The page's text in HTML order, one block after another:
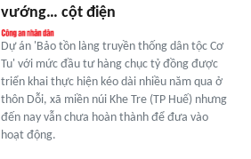
vướng… cột điện
Dự án 'Bảo tồn làng truyền thống dân tộc Cơ
Tu' với mức đầu tư hàng chục tỷ đồng được
triển khai thực hiện kéo dài nhiều năm qua ở
thôn Dỗi, xã miền núi Khe Tre (TP Huế) nhưng
đến nay vẫn chưa hoàn thành để đưa vào
hoạt động.